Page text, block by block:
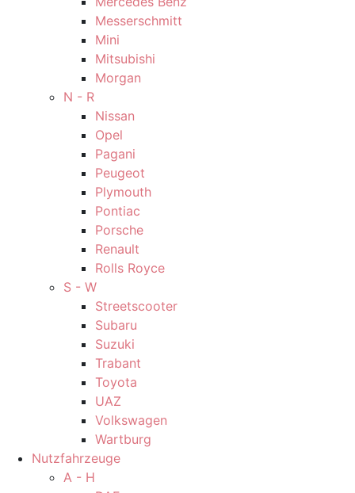
Messerschmitt
Mini
Mitsubishi
Morgan
N - R
Nissan
Opel
Pagani
Peugeot
Plymouth
Pontiac
Porsche
Renault
Rolls Royce
S - W
Streetscooter
Subaru
Suzuki
Trabant
Toyota
UAZ
Volkswagen
Wartburg
Nutzfahrzeuge
A - H